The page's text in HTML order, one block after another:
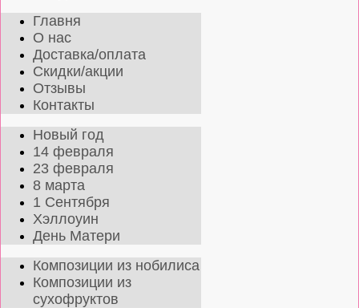
Главня
О нас
Доставка/оплата
Скидки/акции
Отзывы
Контакты
Новый год
14 февраля
23 февраля
8 марта
1 Сентября
Хэллоуин
День Матери
Композиции из нобилиса
Композиции из
сухофруктов